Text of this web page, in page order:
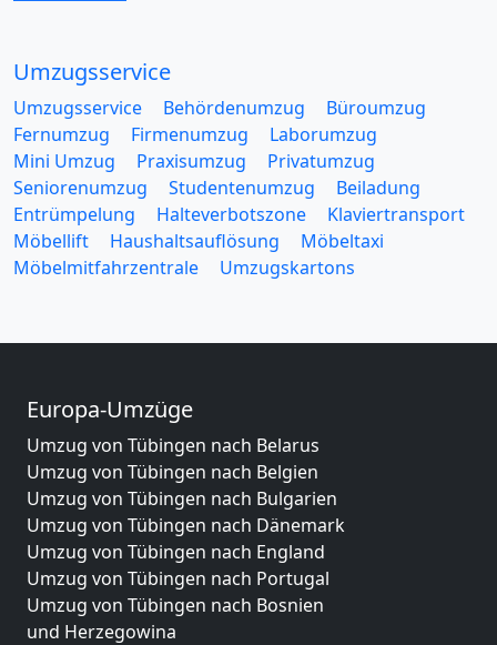
Umzugsservice
Umzugsservice Behördenumzug
Büroumzug
Fernumzug
Firmenumzug
Laborumzug
Mini Umzug
Praxisumzug
Privatumzug
Seniorenumzug
Studentenumzug
Beiladung
Entrümpelung
Halteverbotszone
Klaviertransport
Möbellift
Haushaltsauflösung
Möbeltaxi
Möbelmitfahrzentrale
Umzugskartons
Europa-Umzüge
Umzug von Tübingen nach Belarus
Umzug von Tübingen nach Belgien
Umzug von Tübingen nach Bulgarien
Umzug von Tübingen nach Dänemark
Umzug von Tübingen nach England
Umzug von Tübingen nach Portugal
Umzug von Tübingen nach Bosnien
und Herzegowina